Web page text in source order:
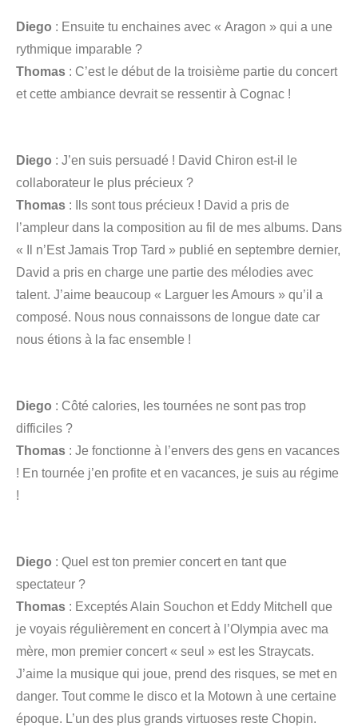
Diego : Ensuite tu enchaines avec « Aragon » qui a une
rythmique imparable ?
Thomas : C’est le début de la troisième partie du concert
et cette ambiance devrait se ressentir à Cognac !
Diego : J’en suis persuadé ! David Chiron est-il le
collaborateur le plus précieux ?
Thomas : Ils sont tous précieux ! David a pris de
l’ampleur dans la composition au fil de mes albums. Dans
« Il n’Est Jamais Trop Tard » publié en septembre dernier,
David a pris en charge une partie des mélodies avec
talent. J’aime beaucoup « Larguer les Amours » qu’il a
composé. Nous nous connaissons de longue date car
nous étions à la fac ensemble !
Diego : Côté calories, les tournées ne sont pas trop
difficiles ?
Thomas : Je fonctionne à l’envers des gens en vacances
! En tournée j’en profite et en vacances, je suis au régime
!
Diego : Quel est ton premier concert en tant que
spectateur ?
Thomas : Exceptés Alain Souchon et Eddy Mitchell que
je voyais régulièrement en concert à l’Olympia avec ma
mère, mon premier concert « seul » est les Straycats.
J’aime la musique qui joue, prend des risques, se met en
danger. Tout comme le disco et la Motown à une certaine
époque. L’un des plus grands virtuoses reste Chopin.